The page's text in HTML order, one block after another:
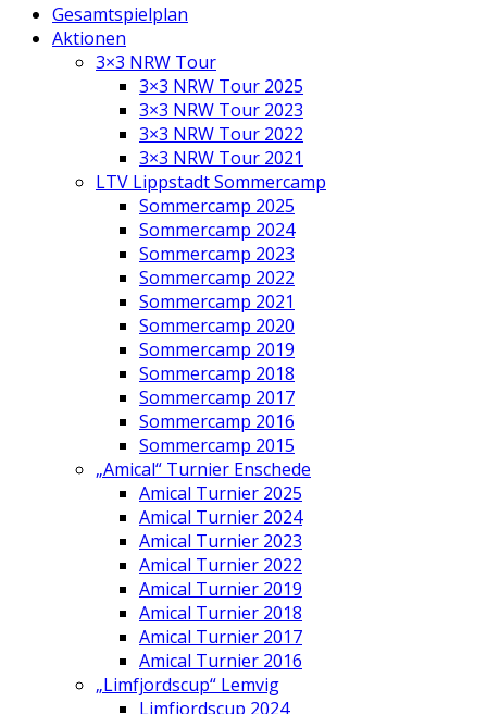
Gesamtspielplan
Aktionen
3×3 NRW Tour
3×3 NRW Tour 2025
3×3 NRW Tour 2023
3×3 NRW Tour 2022
3×3 NRW Tour 2021
LTV Lippstadt Sommercamp
Sommercamp 2025
Sommercamp 2024
Sommercamp 2023
Sommercamp 2022
Sommercamp 2021
Sommercamp 2020
Sommercamp 2019
Sommercamp 2018
Sommercamp 2017
Sommercamp 2016
Sommercamp 2015
„Amical“ Turnier Enschede
Amical Turnier 2025
Amical Turnier 2024
Amical Turnier 2023
Amical Turnier 2022
Amical Turnier 2019
Amical Turnier 2018
Amical Turnier 2017
Amical Turnier 2016
„Limfjordscup“ Lemvig
Limfjordscup 2024